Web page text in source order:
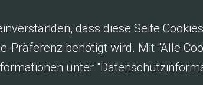
dass diese Seite
Präferenz benötigt wird. Mit "Alle
unter